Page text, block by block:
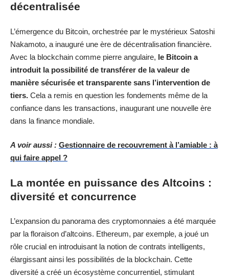
décentralisée
L’émergence du Bitcoin, orchestrée par le mystérieux Satoshi
Nakamoto, a inauguré une ère de décentralisation financière.
Avec la blockchain comme pierre angulaire, le Bitcoin a
introduit la possibilité de transférer de la valeur de
manière sécurisée et transparente sans l’intervention de
tiers. Cela a remis en question les fondements même de la
confiance dans les transactions, inaugurant une nouvelle ère
dans la finance mondiale.
A voir aussi : Gestionnaire de recouvrement à l’amiable : à
qui faire appel ?
La montée en puissance des Altcoins :
diversité et concurrence
L’expansion du panorama des cryptomonnaies a été marquée
par la floraison d’altcoins. Ethereum, par exemple, a joué un
rôle crucial en introduisant la notion de contrats intelligents,
élargissant ainsi les possibilités de la blockchain. Cette
diversité a créé un écosystème concurrentiel, stimulant